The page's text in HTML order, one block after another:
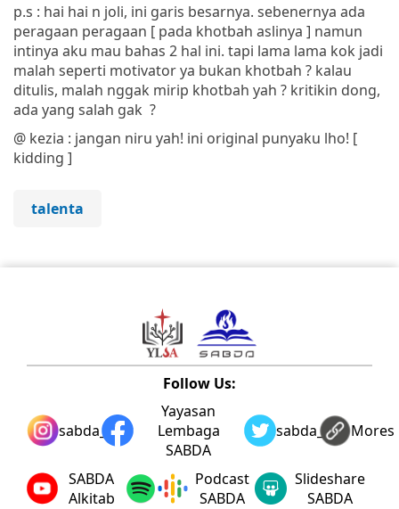
p.s : hai hai n joli, ini garis besarnya. sebenernya ada
peragaan peragaan [ pada khotbah aslinya ] namun
intinya aku mau bahas 2 hal ini. tapi lama lama kok jadi
malah seperti motivator ya bukan khotbah ? kalau
ditulis, malah nggak mirip khotbah yah ? kritikin dong,
ada yang salah gak ?
@ kezia : jangan niru yah! ini original punyaku lho! [
kidding ]
talenta
Follow Us:
sabda_ylsa
Yayasan
Lembaga
SABDA
sabda_ylsaMores
SABDA
Alkitab
Podcast
SABDA
Slideshare
SABDA